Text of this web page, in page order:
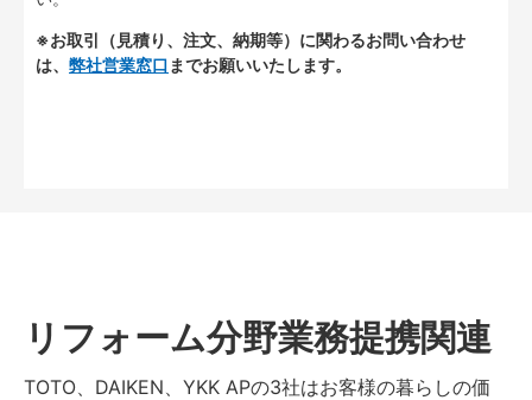
※お取引（見積り、注文、納期等）に関わるお問い合わせ
は、 弊社営業窓口 までお願いいたします。
リフォーム分野業務提携関連
TOTO、DAIKEN、YKK APの3社はお客様の暮らしの価